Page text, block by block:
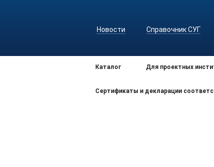
Новости Справочник СУГ
Каталог Для проектных
Сертификаты и декларации